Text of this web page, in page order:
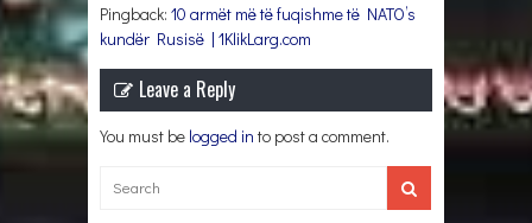
Pingback: 10 armët më të fuqishme të NATO’s
kundër Rusisë | 1KlikLarg.com
Leave a Reply
You must be logged in to post a comment.